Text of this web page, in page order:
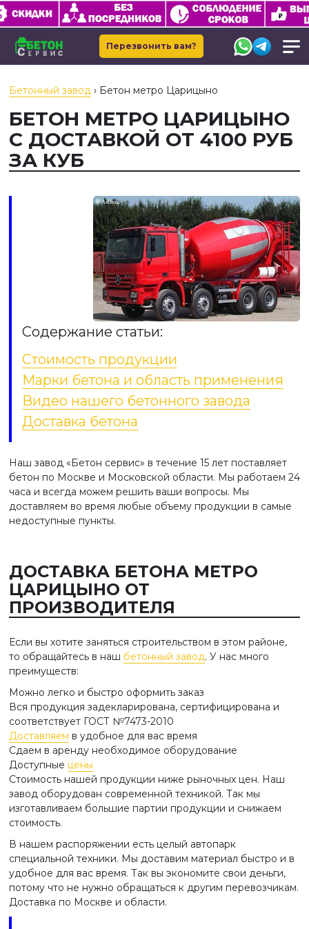
Перезвонить вам?
Бетонный завод › Бетон метро Царицыно
БЕТОН МЕТРО ЦАРИЦЫНО
С ДОСТАВКОЙ ОТ 4100 РУБ
ЗА КУБ
Содержание статьи:
Стоимость продукции
Марки бетона и область применения
Видео нашего бетонного завода
Доставка бетона
Наш завод «Бетон сервис» в течение 15 лет поставляет
бетон по Москве и Московской области. Мы работаем 24
часа и всегда можем решить ваши вопросы. Мы
доставляем во время любые объему продукции в самые
недоступные пункты.
ДОСТАВКА БЕТОНА МЕТРО
ЦАРИЦЫНО ОТ
ПРОИЗВОДИТЕЛЯ
Если вы хотите заняться строительством в этом районе,
то обращайтесь в наш бетонный завод. У нас много
преимуществ:
Можно легко и быстро оформить заказ
Вся продукция задекларирована, сертифицирована и
соответствует ГОСТ №7473-2010
Доставляем в удобное для вас время
Сдаем в аренду необходимое оборудование
Доступные цены
Стоимость нашей продукции ниже рыночных цен. Наш
завод оборудован современной техникой. Так мы
изготавливаем большие партии продукции и снижаем
стоимость.
В нашем распоряжении есть целый автопарк
специальной техники. Мы доставим материал быстро и в
удобное для вас время. Так вы экономите свои деньги,
потому что не нужно обращаться к другим перевозчикам.
Доставка по Москве и области.